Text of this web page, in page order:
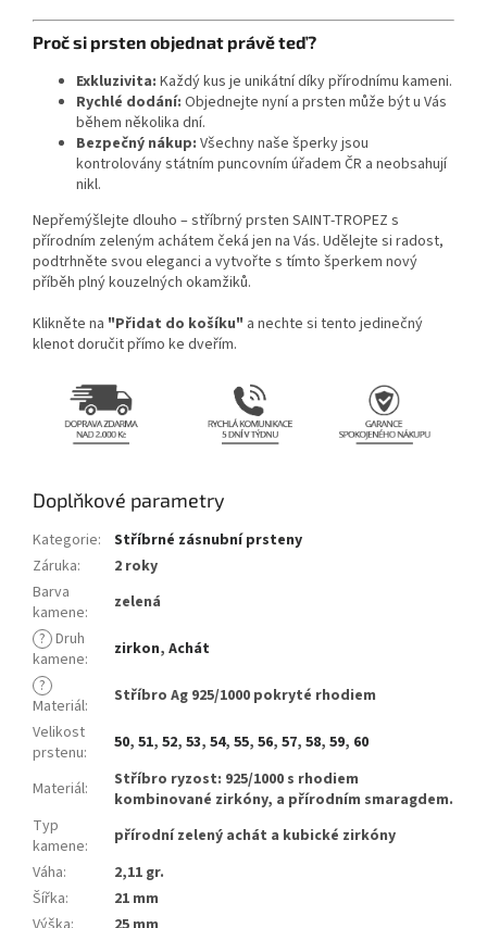
Proč si prsten objednat právě teď?
Exkluzivita: Každý kus je unikátní díky přírodnímu kameni.
Rychlé dodání: Objednejte nyní a prsten může být u Vás
během několika dní.
Bezpečný nákup: Všechny naše šperky jsou
kontrolovány státním puncovním úřadem ČR a neobsahují
nikl.
Nepřemýšlejte dlouho – stříbrný prsten SAINT-TROPEZ s
přírodním zeleným achátem čeká jen na Vás. Udělejte si radost,
podtrhněte svou eleganci a vytvořte s tímto šperkem nový
příběh plný kouzelných okamžiků.
Klikněte na "Přidat do košíku" a nechte si tento jedinečný
klenot doručit přímo ke dveřím.
Doplňkové parametry
Kategorie:
Stříbrné zásnubní prsteny
Záruka:
2 roky
Barva
kamene:
zelená
? Druh
kamene: zirkon, Achát
?
Materiál:
Stříbro Ag 925/1000 pokryté rhodiem
Velikost
prstenu: 50, 51, 52, 53, 54, 55, 56, 57, 58, 59, 60
Materiál:
Stříbro ryzost: 925/1000 s rhodiem
kombinované zirkóny, a přírodním smaragdem.
Typ
kamene:
přírodní zelený achát a kubické zirkóny
Váha:
2,11 gr.
Šířka:
21 mm